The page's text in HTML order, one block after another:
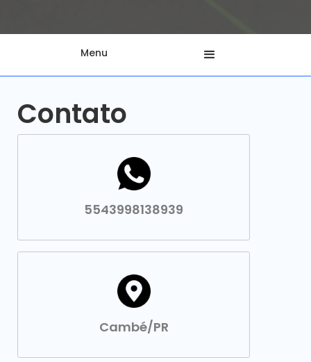
Menu
Contato
5543998138939
Cambé/PR